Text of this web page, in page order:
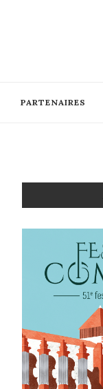
PARTENAIRES